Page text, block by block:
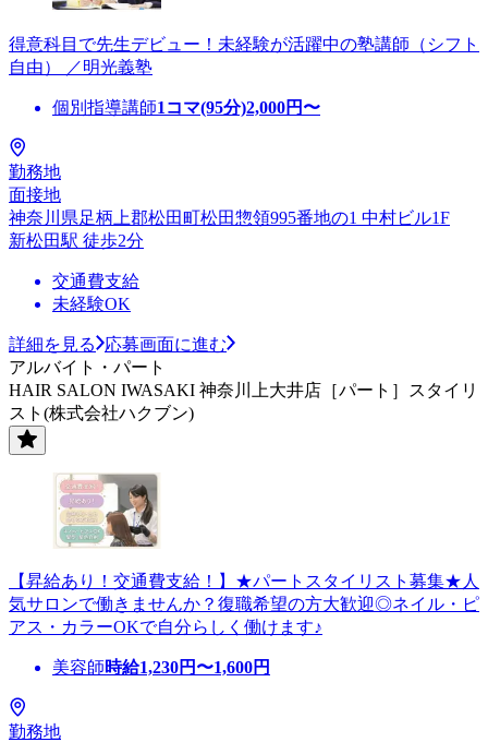
得意科目で先生デビュー！未経験が活躍中の塾講師（シフト
自由） ／明光義塾
個別指導講師1コマ(95分)2,000円〜
勤務地
面接地
神奈川県足柄上郡松田町松田惣領995番地の1 中村ビル1F
新松田駅 徒歩2分
交通費支給
未経験OK
詳細を見る
応募画面に進む
アルバイト・パート
HAIR SALON IWASAKI 神奈川上大井店［パート］スタイリ
スト(株式会社ハクブン)
【昇給あり！交通費支給！】★パートスタイリスト募集★人
気サロンで働きませんか？復職希望の方大歓迎◎ネイル・ピ
アス・カラーOKで自分らしく働けます♪
美容師時給1,230円〜1,600円
勤務地